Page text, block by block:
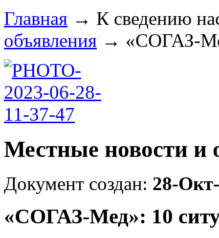
Главная → К сведению
объявления → «СОГАЗ-
Местные новости и
Документ создан: 28-
«СОГАЗ-Мед»: 10